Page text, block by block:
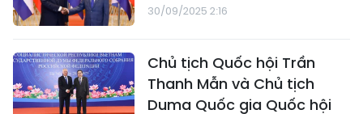
30/09/2025 2:16
Chủ tịch Quốc hội Trần
Thanh Mẫn và Chủ tịch
Duma Quốc gia Quốc hội